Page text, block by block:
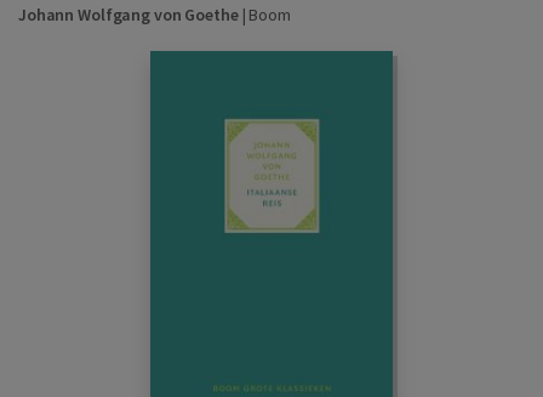
Johann Wolfgang von Goethe| Boom